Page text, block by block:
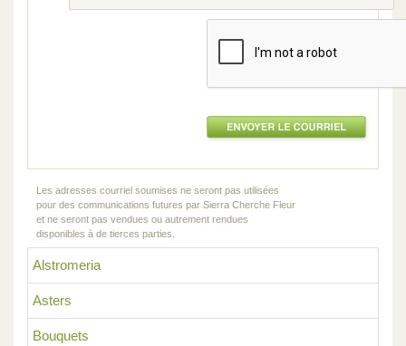
Alstromeria
Asters
Bouquets
Les adresses courriel soumises ne seront pas utilisées
pour des communications futures par Sierra Cherche Fleur
et ne seront pas vendues ou autrement rendues
disponibles à de tierces parties.